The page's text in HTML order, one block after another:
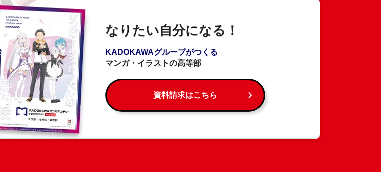
なりたい自分になる！
KADOKAWAグループがつくる
マンガ・イラストの高等部
資料請求はこちら